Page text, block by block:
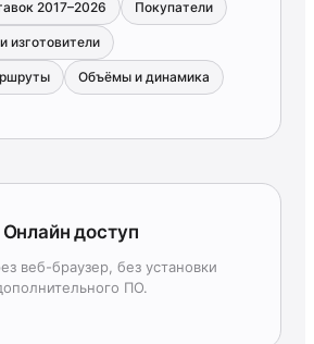
2017–2026 Покупатели
изготовители
Объёмы и динамика
Онлайн доступ
веб-браузер, без установки
ПО.